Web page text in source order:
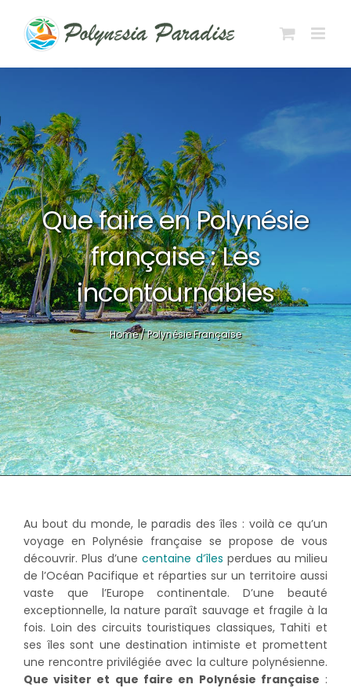
contenu
Que faire en Polynésie
française : Les
incontournables
Home/Polynésie Française
Au bout du monde, le paradis des îles : voilà ce qu’un
voyage en Polynésie française se propose de vous
découvrir. Plus d’unecentaine d’îles perdues au milieu
de l’Océan Pacifique et réparties sur un territoire aussi
vaste que l’Europe continentale. D’une beauté
exceptionnelle, la nature paraît sauvage et fragile à la
fois. Loin des circuits touristiques classiques, Tahiti et
ses îles sont une destination intimiste et promettent
une rencontre privilégiée avec la culture polynésienne.
Que visiter et que faire en Polynésie française :